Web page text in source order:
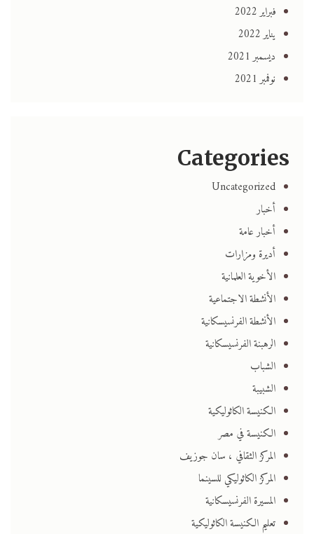
فبراير 2022
يناير 2022
ديسمبر 2021
نوفمبر 2021
Categories
Uncategorized
أخبار
أخبار عامة
أديرة ومزارات
الأخوية العلمانية
الأنشطة الاجتماعية
الأنشطة الفرنسيسكانية
الرهبنة الفرنسيسكانية
الشباب
الشبيبة
الكنيسة الكاثوليكية
الكنيسة في مصر
المركز الثقافي ، سان جوزيف
المركز الكاثوليكي للسينما
المسيرة الفرنسيسكانية
تعليم الكنيسة الكاثوليكية